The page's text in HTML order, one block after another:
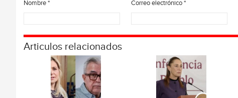
Nombre* Correo electrónico*
Articulos relacionados